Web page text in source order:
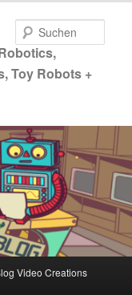
Toy Robots +
Video Creations